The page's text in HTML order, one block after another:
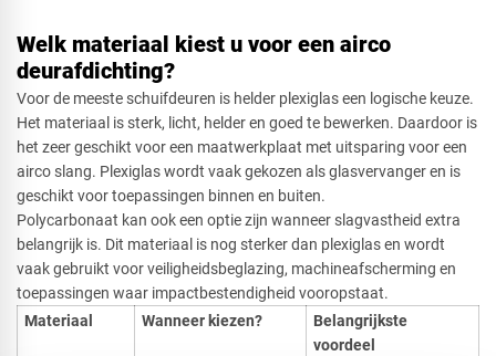
Welk materiaal kiest u voor een airco
deurafdichting?
Voor de meeste schuifdeuren is helder plexiglas een logische keuze.
Het materiaal is sterk, licht, helder en goed te bewerken. Daardoor is
het zeer geschikt voor een maatwerkplaat met uitsparing voor een
airco slang. Plexiglas wordt vaak gekozen als glasvervanger en is
geschikt voor toepassingen binnen en buiten.
Polycarbonaat kan ook een optie zijn wanneer slagvastheid extra
belangrijk is. Dit materiaal is nog sterker dan plexiglas en wordt
vaak gebruikt voor veiligheidsbeglazing, machineafscherming en
toepassingen waar impactbestendigheid vooropstaat.
Materiaal
Wanneer kiezen?
Belangrijkste
voordeel